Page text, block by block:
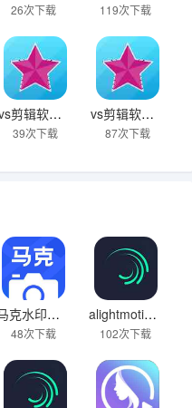
26次下载 119次下载
vs剪辑软件官方正版
39次下载
vs剪辑软件免费下载
87次下载
马克水印相机修改时间版
48次下载
alightmotion中文版最新版3.8
102次下载